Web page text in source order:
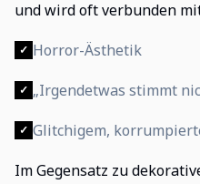
und wird oft verbunden
✓ Horror-Ästhetik
✓ „Irgendetwas stimmt
✓ Glitchigem,
Im Gegensatz zu